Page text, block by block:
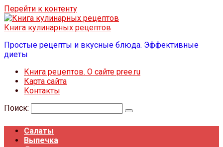
Перейти к контенту
Книга кулинарных рецептов
Простые рецепты и вкусные блюда. Эффективные
диеты
Книга рецептов. О сайте pree.ru
Карта сайта
Контакты
Поиск:
Салаты
Выпечка